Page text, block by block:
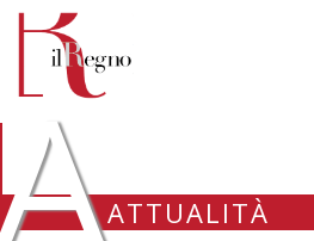
ATTUALITÀ